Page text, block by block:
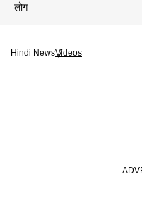
लोग
Hindi NewsVideos